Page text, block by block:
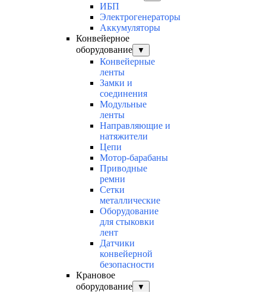
ИБП
Электрогенераторы
Аккумуляторы
Конвейерное
оборудование
▼
Конвейерные
ленты
Замки и
соединения
Модульные
ленты
Направляющие и
натяжители
Цепи
Мотор-барабаны
Приводные
ремни
Сетки
металлические
Оборудование
для стыковки
лент
Датчики
конвейерной
безопасности
Крановое
оборудование
▼